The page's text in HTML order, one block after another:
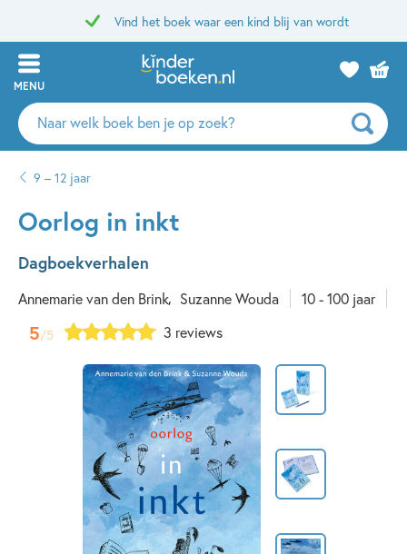
Vind het boek waar een kind blij van wordt
MENU
Zoeken
naar
auteurs
uitgevers
9 – 12 jaar
Oorlog in inkt
Dagboekverhalen
Annemarie van den Brink Suzanne Wouda 10 - 100 jaar
5/5 3 reviews